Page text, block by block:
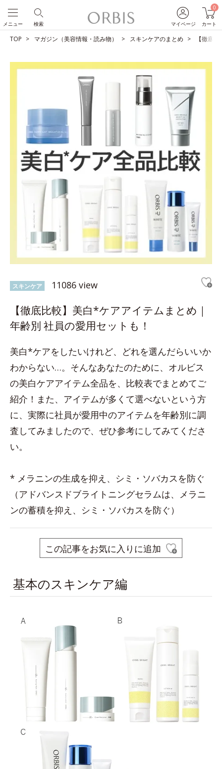
マイページ
0
カート
検索
メニュー
TOP マガジン（美容情報・読み物） スキンケアのまとめ 【徹底
スキンケア 11086 view
【徹底比較】美白*ケアアイテムまとめ｜
年齢別 社員の愛用セットも！
美白*ケアをしたいけれど、どれを選んだらいいか
わからない…。そんなあなたのために、オルビス
の美白ケアアイテム全品を、比較表でまとめてご
紹介！また、アイテムが多くて選べないという方
に、実際に社員が愛用中のアイテムを年齢別に調
査してみましたので、ぜひ参考にしてみてくださ
い。
* メラニンの生成を抑え、シミ・ソバカスを防ぐ
（アドバンスドブライトニングセラムは、メラニ
ンの蓄積を抑え、シミ・ソバカスを防ぐ）
この記事をお気に入りに追加
基本のスキンケア編